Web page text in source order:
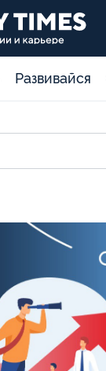
Развивайся